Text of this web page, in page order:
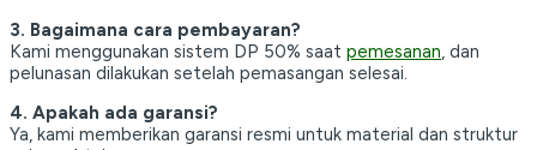
3. Bagaimana cara pembayaran?
Kami menggunakan sistem DP 50% saat pemesanan, dan
pelunasan dilakukan setelah pemasangan selesai.
4. Apakah ada garansi?
Ya, kami memberikan garansi resmi untuk material dan struktur